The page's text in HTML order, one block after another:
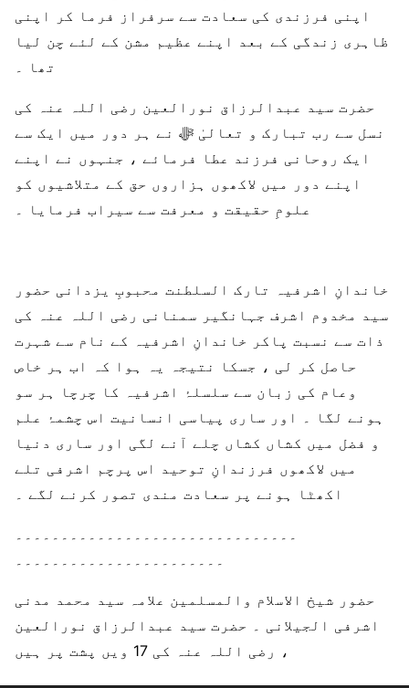
اپنی فرزندی کی سعادت سے سرفراز فرما کر اپنی
ظاہری زندگی کے بعد اپنے عظیم مشن کے لئے چن لیا
تھا ۔
حضرت سید عبدالرزاق نورالعین رضی اللہ عنہ کی
نسل سے رب تبارک و تعالیٰ ﷻ نے ہر دور میں ایک سے
ایک روحانی فرزند عطا فرمائے ، جنہوں نے اپنے
اپنے دور میں لاکھوں ہزاروں حق کے متلاشیوں کو
علومِ حقیقت و معرفت سے سیراب فرمایا ۔
خاندانِ اشرفیہ تارک السلطنت محبوبِ یزدانی حضور
سید مخدوم اشرف جہانگیر سمنانی رضی اللہ عنہ کی
ذات سے نسبت پاکر خاندانِ اشرفیہ کے نام سے شہرت
حاصل کر لی ، جسکا نتیجہ یہ ہوا کہ اب ہر خاص
وعام کی زبان سے سلسلۂ اشرفیہ کا چرچا ہر سو
ہونے لگا ۔ اور ساری پیاسی انسانیت اس چشمۂ علم
و فضل میں کشاں کشاں چلے آنے لگی اور ساری دنیا
میں لاکھوں فرزندانِ توحید اس پرچم اشرفی تلے
اکھٹا ہونے پر سعادت مندی تصور کرنے لگے ۔
حضور شیخ الاسلام والمسلمین علامہ سید محمد مدنی
اشرفی الجیلانی ۔ حضرت سید عبدالرزاق نورالعین
رضی اللہ عنہ کی 17 ویں پشت پر ہیں ،